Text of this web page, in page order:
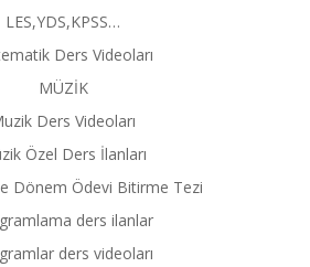
LES,YDS,KPSS…
Ders Videoları
MÜZİK
Ders Videoları
Özel Ders İlanları
Dönem Ödevi Bitirme Tezi
ders ilanlar
ders videoları